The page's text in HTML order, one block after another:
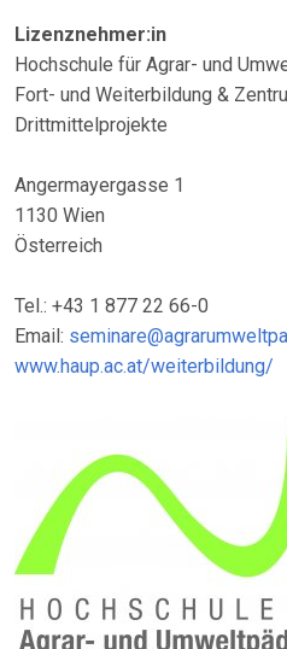
Lizenznehmer:in
Hochschule für Agrar- und
Fort- und Weiterbildung &
Drittmittelprojekte
Angermayergasse 1
1130 Wien
Österreich
Tel.: +43 1 877 22 66-0
Email:
www.haup.ac.at/weiterbildung/